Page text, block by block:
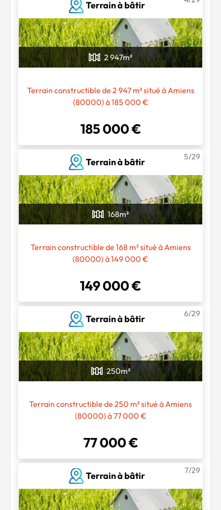
Terrain à bâtir
2 947m²
Terrain constructible de 2 947 m² situé à Amiens
(80000) à 185 000 €
185 000 €
Terrain à bâtir
5/29
168m²
Terrain constructible de 168 m² situé à Amiens
(80000) à 149 000 €
149 000 €
Terrain à bâtir
6/29
250m²
Terrain constructible de 250 m² situé à Amiens
(80000) à 77 000 €
77 000 €
Terrain à bâtir
7/29